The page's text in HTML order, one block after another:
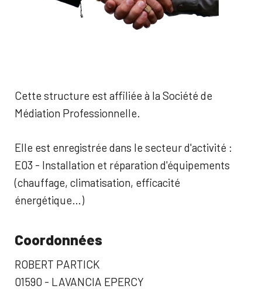
Cette structure est affiliée à la Société de
Médiation Professionnelle.
Elle est enregistrée dans le secteur d'activité :
E03 - Installation et réparation d'équipements
(chauffage, climatisation, efficacité
énergétique…)
Coordonnées
ROBERT PARTICK
01590 - LAVANCIA EPERCY